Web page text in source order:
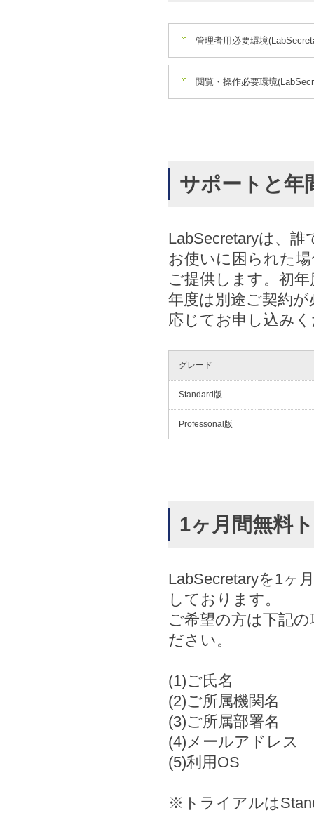
管理者用必要環境
閲覧・操作必要環境
サポートと年
LabSecretaryは、
お使いに困られた
ご提供します。初
年度は別途ご契約
応じてお申し込み
グレード
Standard版
Professonal版
1ヶ月間無料
LabSecretaryを1ヶ
しております。
ご希望の方は下記
ださい。
(1)ご氏名
(2)ご所属機関名
(3)ご所属部署名
(4)メールアドレス
(5)利用OS
※トライアルは